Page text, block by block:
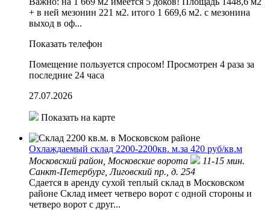
+ в ней мезонин 221 м2. итого 1 669,6 м2. с мезонина
выход в оф...
Показать телефон
Помещение пользуется спросом! Просмотрен 4 раза за
последние 24 часа
27.07.2026
Показать на карте
Охлаждаемый склад 2200-2200кв. м.за 420 руб/кв.м
Московский район, Московские ворота
11-15 мин.
Санкт-Петербург, Лиговский пр., д. 254
Сдается в аренду сухой теплый склад в Московском
районе Склад имеет четверо ворот с одной стороны и
четверо ворот с друг...